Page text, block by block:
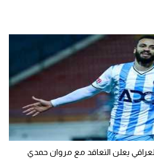
يعلن التعاقد مع مروان حمدي